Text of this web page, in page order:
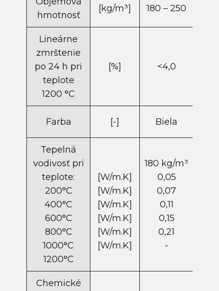
hmotnosť
[kg/m​³] 180 – 250
Lineárne
zmrštenie
po 24 h pri
teplote
1200 °C
[%] <4,0
Farba [-] Biela
Tepelná
vodivosť pri
teplote:
200°C
400°C
600°C
800°C
1000°C
1200°C
[W/m.K]
[W/m.K]
[W/m.K]
[W/m.K]
[W/m.K]
[W/m.K]
180 kg/m​³
0,05
0,07
0,11
0,15
0,21
-
Chemické